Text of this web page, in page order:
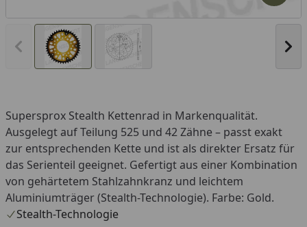
Vorheriges Bild anzeigen
Supersprox Stealth Kettenrad in Markenqualität.
Ausgelegt auf Teilung 525 und 42 Zähne – passt exakt
zur entsprechenden Kette und ist als direkter Ersatz für
das Serienteil geeignet. Gefertigt aus einer Kombination
von gehärtetem Stahlzahnkranz und leichtem
Aluminiumträger (Stealth-Technologie). Farbe: Gold.
Stealth-Technologie